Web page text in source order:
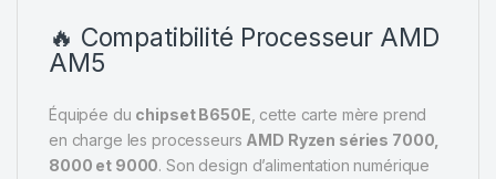
🔥 Compatibilité Processeur AMD
AM5
Équipée du chipset B650E , cette carte mère prend
en charge les processeurs AMD Ryzen séries 7000,
8000 et 9000. Son design d’alimentation numérique